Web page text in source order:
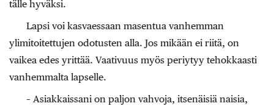
tälle hyväksi.
Lapsi voi kasvaessaan masentua vanhemman
ylimitoitettujen odotusten alla. Jos mikään ei riitä, on
vaikea edes yrittää. Vaativuus myös periytyy tehokkaasti
vanhemmalta lapselle.
– Asiakkaissani on paljon vahvoja, itsenäisiä naisia,